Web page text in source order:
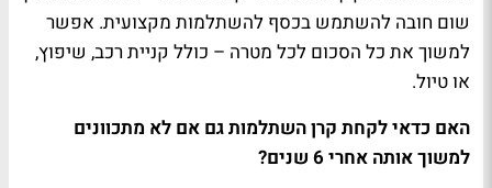
שום חובה להשתמש בכסף להשתלמות מקצועית. אפשר
למשוך את כל הסכום לכל מטרה – כולל קניית רכב, שיפוץ,
או טיול.
האם כדאי לקחת קרן השתלמות גם אם לא מתכוונים
למשוך אותה אחרי 6 שנים?